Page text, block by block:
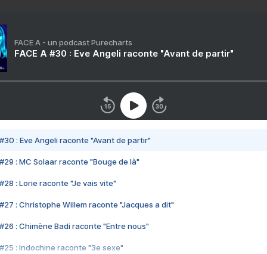
FACE A - un podcast Purecharts
FACE A #30 : Eve Angeli raconte "Avant de partir"
#30 : Eve Angeli raconte "Avant de partir"
#29 : MC Solaar raconte "Bouge de là"
#28 : Lorie raconte "Je vais vite"
#27 : Christophe Willem raconte "Jacques a dit"
#26 : Chimène Badi raconte "Entre nous"
#25 : Indochine raconte "3e sexe"